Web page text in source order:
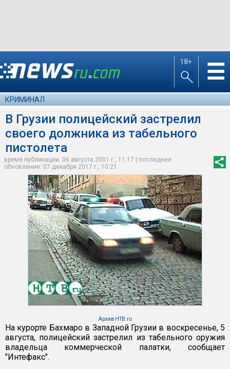
18+ ☰
КРИМИНАЛ
В Грузии полицейский застрелил
своего должника из табельного
пистолета
время публикации: 06 августа 2001 г., 11:17 | последнее
обновление: 07 декабря 2017 г., 10:21
Архив НТВ.ru
На курорте Бахмаро в Западной Грузии в воскресенье, 5
августа, полицейский застрелил из табельного оружия
владельца коммерческой палатки, сообщает
"Интефакс".